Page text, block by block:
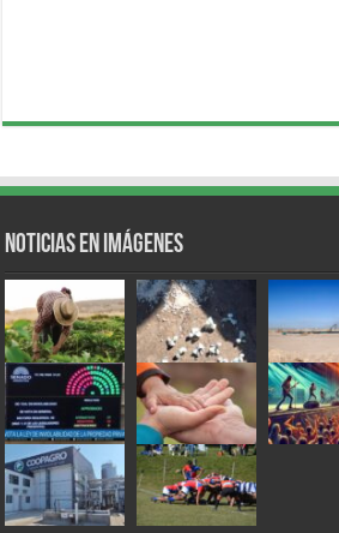
Noticias en Imágenes